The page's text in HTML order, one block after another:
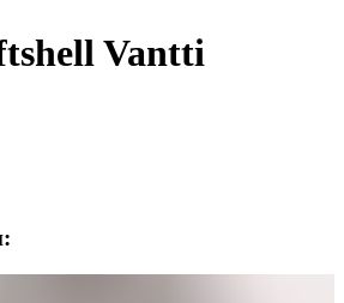
Vantti